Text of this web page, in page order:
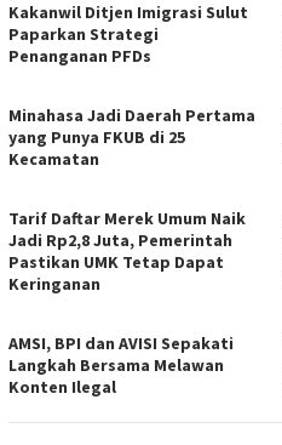
Kakanwil Ditjen Imigrasi Sulut
Paparkan Strategi
Penanganan PFDs
Minahasa Jadi Daerah Pertama
yang Punya FKUB di 25
Kecamatan
Tarif Daftar Merek Umum Naik
Jadi Rp2,8 Juta, Pemerintah
Pastikan UMK Tetap Dapat
Keringanan
AMSI, BPI dan AVISI Sepakati
Langkah Bersama Melawan
Konten Ilegal